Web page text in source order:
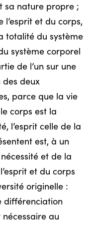
sa nature propre ;
et du corps,
totalité du système
système corporel
de l’un sur une
des deux
parce que la vie
corps est la
l’esprit celle de la
est, à un
et de la
et du corps
originelle :
différenciation
au